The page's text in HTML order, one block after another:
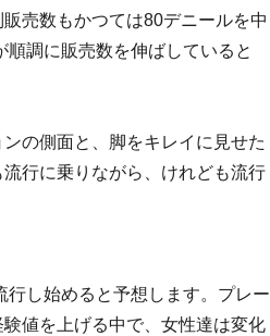
売数もかつては80デニールを中
調に販売数を伸ばしていると
の側面と、脚をキレイに見せた
行に乗りながら、けれども流行
し始めると予想します。プレー
値を上げる中で、女性達は変化